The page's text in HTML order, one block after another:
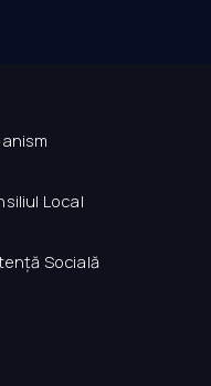
Local
Socială